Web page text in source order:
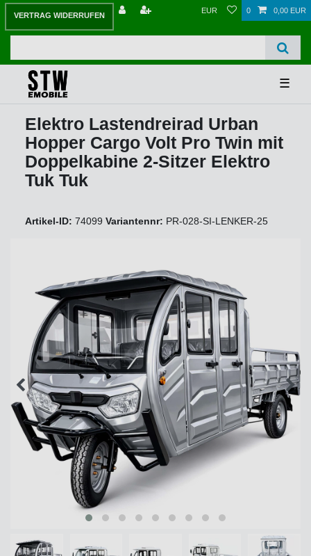
VERTRAG WIDERRUFEN
EUR 0 0,00 EUR
☰
Elektro Lastendreirad Urban
Hopper Cargo Volt Pro Twin mit
Doppelkabine 2-Sitzer Elektro
Tuk Tuk
Artikel-ID: 74099 Variantennr: PR-028-SI-LENKER-25